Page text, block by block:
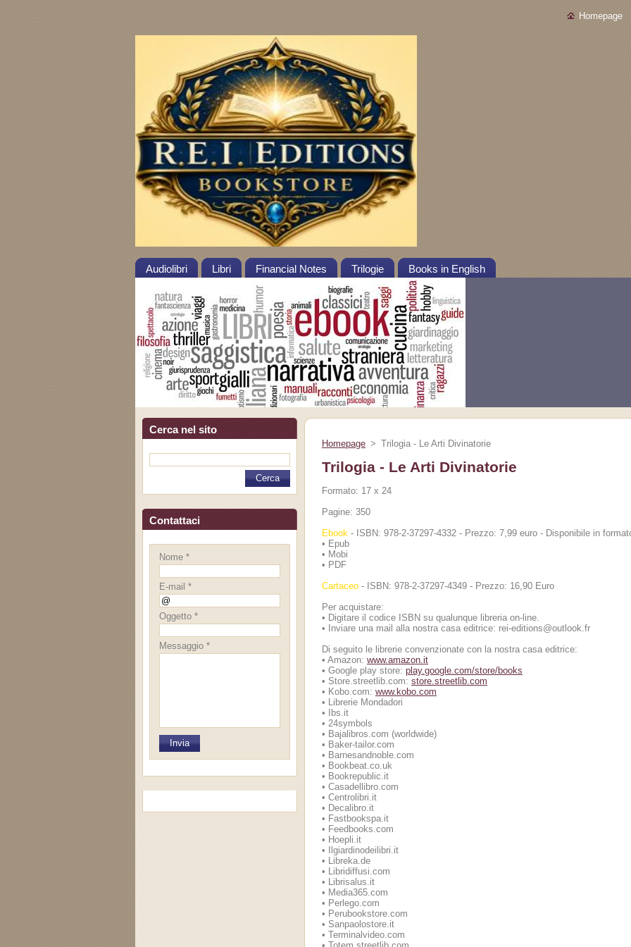
Homepage
Audiolibri Libri Financial Notes Trilogie Books in English
Cerca nel sito
Contattaci
Nome *
E-mail *
Oggetto *
Messaggio *
Homepage > Trilogia - Le Arti Divinatorie
Trilogia - Le Arti Divinatorie
Formato: 17 x 24
Pagine: 350
Ebook - ISBN: 978-2-37297-4332 - Prezzo: 7,99 euro - Disponibile in
• Epub
• Mobi
• PDF
Cartaceo - ISBN: 978-2-37297-4349 - Prezzo: 16,90 Euro
Per acquistare:
• Digitare il codice ISBN su qualunque libreria on-line.
• Inviare una mail alla nostra casa editrice: rei-editions@outlook.fr
Di seguito le librerie convenzionate con la nostra casa editrice:
• Amazon: www.amazon.it
• Google play store: play.google.com/store/books
• Store.streetlib.com: store.streetlib.com
• Kobo.com: www.kobo.com
• Librerie Mondadori
• Ibs.it
• 24symbols
• Bajalibros.com (worldwide)
• Baker-tailor.com
• Barnesandnoble.com
• Bookbeat.co.uk
• Bookrepublic.it
• Casadellibro.com
• Centrolibri.it
• Decalibro.it
• Fastbookspa.it
• Feedbooks.com
• Hoepli.it
• Ilgiardinodeilibri.it
• Libreka.de
• Libridiffusi.com
• Librisalus.it
• Media365.com
• Perlego.com
• Perubookstore.com
• Sanpaolostore.it
• Terminalvideo.com